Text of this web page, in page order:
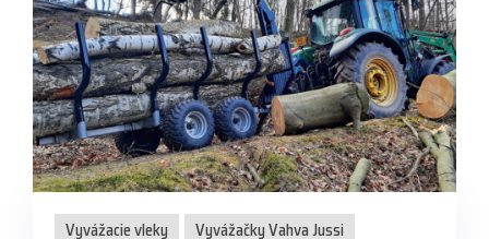
Vyvážacie vleky Vyvážačky Vahva Jussi